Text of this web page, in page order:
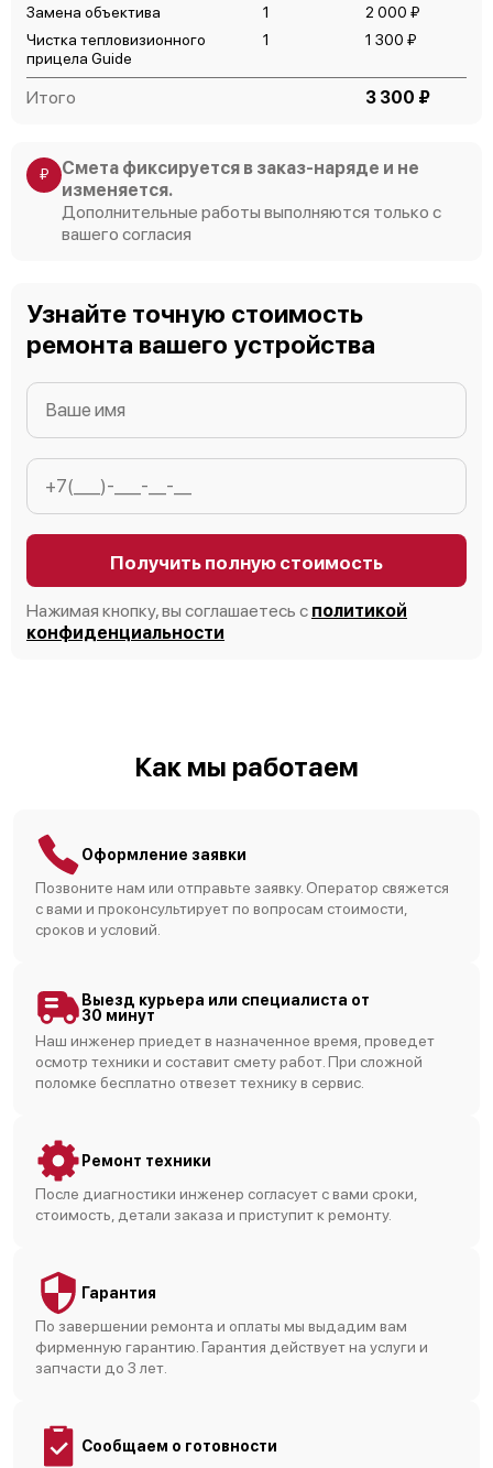
Замена объектива 1
2 000 ₽
Чистка тепловизионного
прицела Guide
1 1 300 ₽
Итого 3 300 ₽
₽
Смета фиксируется в заказ-наряде и не
изменяется.
Дополнительные работы выполняются только с
вашего согласия
Узнайте точную стоимость
ремонта вашего устройства
Получить полную стоимость
Нажимая кнопку, вы соглашаетесь с политикой
конфиденциальности
Как мы работаем
Оформление заявки
Позвоните нам или отправьте заявку. Оператор свяжется
с вами и проконсультирует по вопросам стоимости,
сроков и условий.
Выезд курьера или специалиста от
30 минут
Наш инженер приедет в назначенное время, проведет
осмотр техники и составит смету работ. При сложной
поломке бесплатно отвезет технику в сервис.
Ремонт техники
После диагностики инженер согласует с вами сроки,
стоимость, детали заказа и приступит к ремонту.
Гарантия
По завершении ремонта и оплаты мы выдадим вам
фирменную гарантию. Гарантия действует на услуги и
запчасти до 3 лет.
Сообщаем о готовности